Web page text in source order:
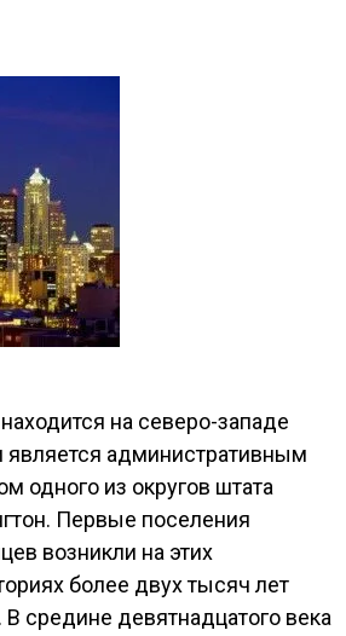
на северо-западе
административным
одного из округов штата
Первые поселения
возникли на этих
более двух тысяч лет
В средине девятнадцатого века